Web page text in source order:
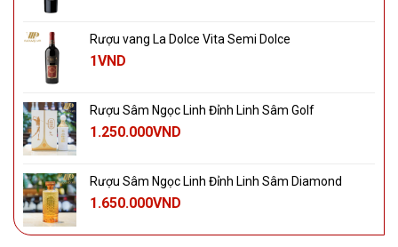
Rượu vang La Dolce Vita Semi Dolce
1VND
Rượu Sâm Ngọc Linh Đỉnh Linh Sâm Golf
1.250.000VND
Rượu Sâm Ngọc Linh Đỉnh Linh Sâm Diamond
1.650.000VND